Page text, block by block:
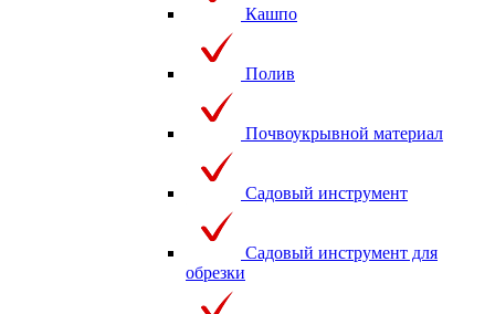
Кашпо
Полив
Почвоукрывной материал
Садовый инструмент
Садовый инструмент для
обрезки